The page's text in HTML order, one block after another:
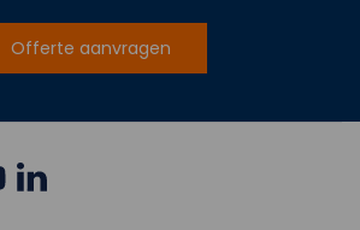
Offerte aanvragen